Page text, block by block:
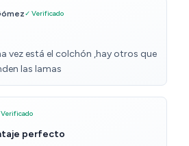
✓ Verificado
vez está el colchón ,hay otros que
las lamas
perfecto